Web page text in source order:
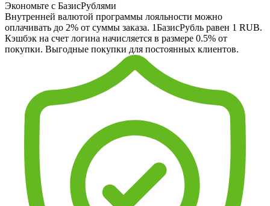
Экономьте с БазисРублями
Внутренней валютой программы лояльности можно
оплачивать до 2% от суммы заказа. 1БазисРубль равен 1 RUB.
Кэшбэк на счет логина начисляется в размере 0.5% от
покупки. Выгодные покупки для постоянных клиентов.